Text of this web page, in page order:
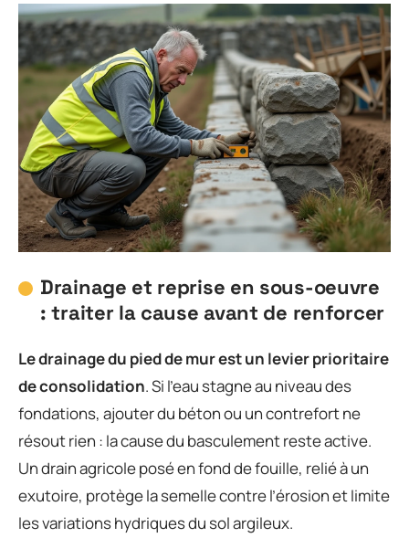
Drainage et reprise en sous-oeuvre
: traiter la cause avant de renforcer
Le drainage du pied de mur est un levier prioritaire
de consolidation. Si l’eau stagne au niveau des
fondations, ajouter du béton ou un contrefort ne
résout rien : la cause du basculement reste active.
Un drain agricole posé en fond de fouille, relié à un
exutoire, protège la semelle contre l’érosion et limite
les variations hydriques du sol argileux.